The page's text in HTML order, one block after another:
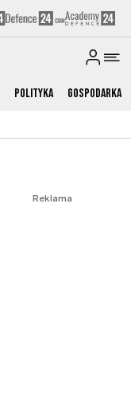
Polityka Gospodarka
Reklama